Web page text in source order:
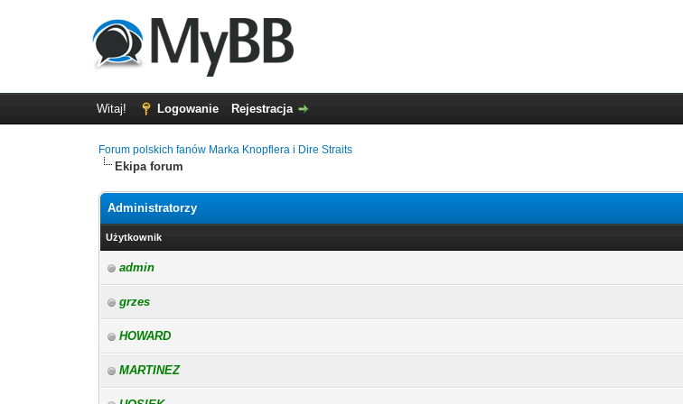
Witaj! Logowanie Rejestracja
Forum polskich fanów Marka Knopflera i Dire Straits
Ekipa forum
Administratorzy
Użytkownik
admin
grzes
HOWARD
MARTINEZ